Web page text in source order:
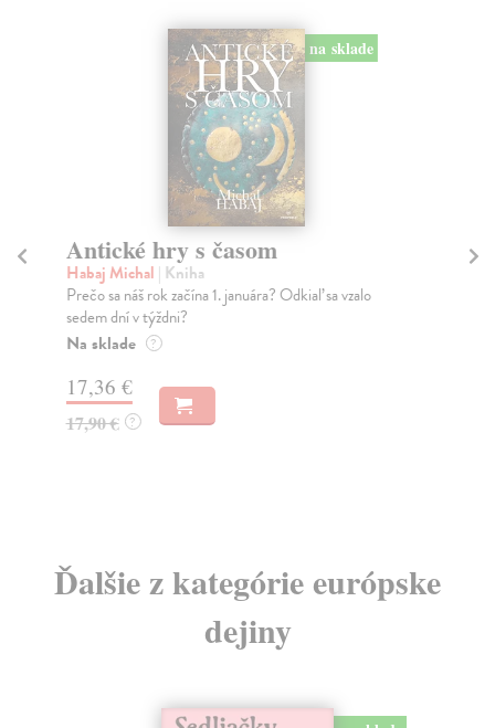
na sklade
Antické hry s časom
Habaj Michal | Kniha
Prečo sa náš rok začína 1. januára? Odkiaľ sa vzalo
sedem dní v týždni?
Na sklade ?
17,36 €
17,90 € ?
Ďalšie z kategórie európske
dejiny